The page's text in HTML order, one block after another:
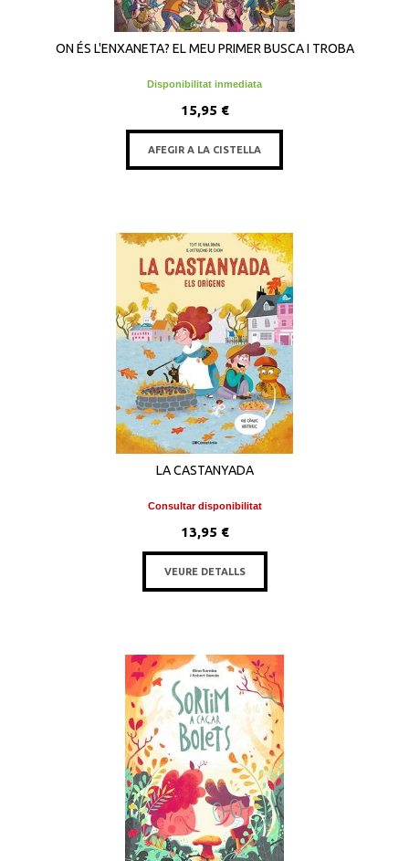
ON ÉS L'ENXANETA? EL MEU PRIMER BUSCA I TROBA
Disponibilitat inmediata
15,95 €
AFEGIR A LA CISTELLA
LA CASTANYADA
Consultar disponibilitat
13,95 €
VEURE DETALLS